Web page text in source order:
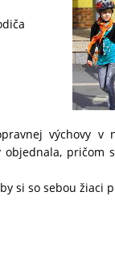
výchovy v
pričom
si so sebou žiaci